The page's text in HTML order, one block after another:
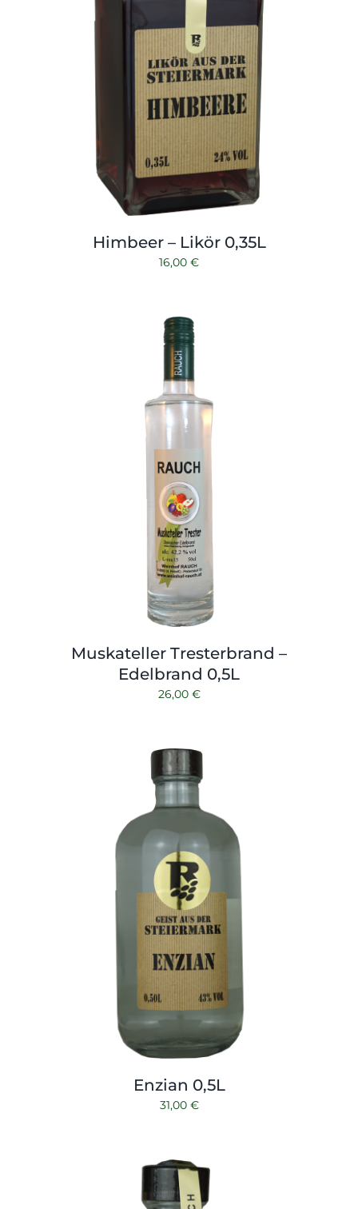
Himbeer – Likör 0,35L
16,00 €
Muskateller Tresterbrand –
Edelbrand 0,5L
26,00 €
Enzian 0,5L
31,00 €